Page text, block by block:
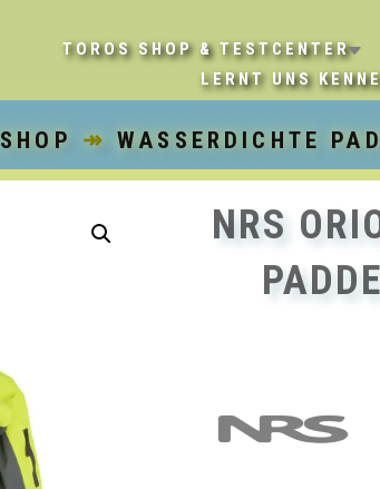
TOROS SHOP & TESTCENTER
LERNT UNS
SHOP ↠WASSERDICHTE
NRS